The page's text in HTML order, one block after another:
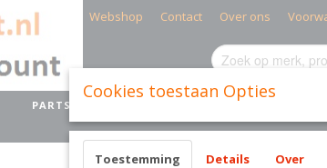
Webshop Contact Over ons
PARTS BRANDS MIELE PARTS
Cookies toestaan Opties
Toestemming Details Over